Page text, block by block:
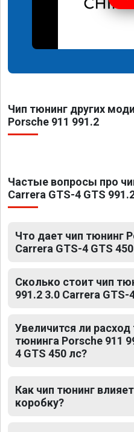
Чип тюнинг других
Porsche 911 991.2
Частые вопросы про
Carrera GTS-4 GTS
Что дает чип тюнинг
Carrera GTS-4 GTS
Сколько стоит чип
991.2 3.0 Carrera GTS-
Увеличится ли
тюнинга Porsche 911
4 GTS 450 лс?
Как чип тюнинг
коробку?